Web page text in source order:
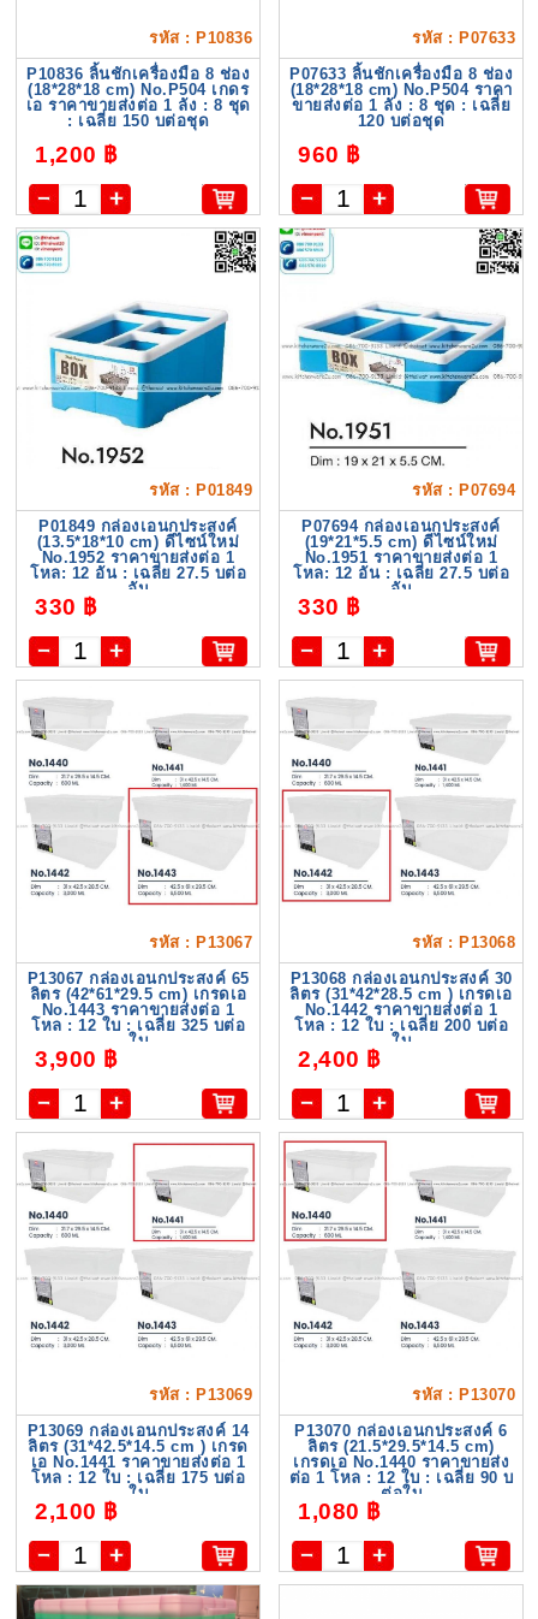
รหัส : P10836
P10836 ลิ้นชักเครื่องมือ 8 ช่อง
(18*28*18 cm) No.P504 เกดร
เอ ราคาขายส่งต่อ 1 ลัง : 8 ชุด
: เฉลี่ย 150 บต่อชุด
1,200 ฿
รหัส : P07633
P07633 ลิ้นชักเครื่องมือ 8 ช่อง
(18*28*18 cm) No.P504 ราคา
ขายส่งต่อ 1 ลัง : 8 ชุด : เฉลี่ย
120 บต่อชุด
960 ฿
รหัส : P01849
P01849 กล่องเอนกประสงค์
(13.5*18*10 cm) ดีไซน์ใหม่
No.1952 ราคาขายส่งต่อ 1
โหล: 12 อัน : เฉลี่ย 27.5 บต่อ
อัน
330 ฿
รหัส : P07694
P07694 กล่องเอนกประสงค์
(19*21*5.5 cm) ดีไซน์ใหม่
No.1951 ราคาขายส่งต่อ 1
โหล: 12 อัน : เฉลี่ย 27.5 บต่อ
อัน
330 ฿
รหัส : P13067
P13067 กล่องเอนกประสงค์ 65
ลิตร (42*61*29.5 cm) เกรดเอ
No.1443 ราคาขายส่งต่อ 1
โหล : 12 ใบ : เฉลี่ย 325 บต่อ
ใบ
3,900 ฿
รหัส : P13068
P13068 กล่องเอนกประสงค์ 30
ลิตร (31*42*28.5 cm ) เกรดเอ
No.1442 ราคาขายส่งต่อ 1
โหล : 12 ใบ : เฉลี่ย 200 บต่อ
ใบ
2,400 ฿
รหัส : P13069
P13069 กล่องเอนกประสงค์ 14
ลิตร (31*42.5*14.5 cm ) เกรด
เอ No.1441 ราคาขายส่งต่อ 1
โหล : 12 ใบ : เฉลี่ย 175 บต่อ
ใบ
2,100 ฿
รหัส : P13070
P13070 กล่องเอนกประสงค์ 6
ลิตร (21.5*29.5*14.5 cm)
เกรดเอ No.1440 ราคาขายส่ง
ต่อ 1 โหล : 12 ใบ : เฉลี่ย 90 บ
ต่อใบ
1,080 ฿